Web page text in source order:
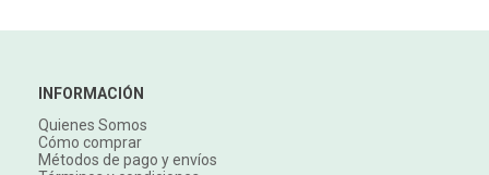
INFORMACIÓN
Quienes Somos
Cómo comprar
Métodos de pago y envíos